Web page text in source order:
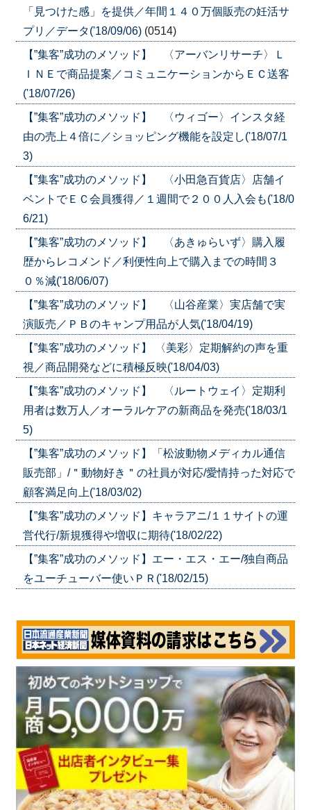
「見つけた感」を提供／年間１４０万個販売の妊活サ
プリ／データ('18/09/06) (0514)
【”集客”成功のメソッド】 〈アーバンリサーチ〉Ｌ
ＩＮＥで商品提案／コミュニケーションからＥＣ送客
('18/07/26)
【”集客”成功のメソッド】 〈ウィゴー〉インスタ経
由の売上４倍に／ショッピング機能を設定し('18/07/1
3)
【”集客”成功のメソッド】 〈小田急百貨店〉店舗イ
ベントでＥＣ会員獲得／１週間で２００人入会も('18/0
6/21)
【”集客”成功のメソッド】 〈あきゅらいず〉購入履
歴からレコメンド／利便性向上で購入までの時間３
０％減('18/06/07)
【”集客”成功のメソッド】 〈山谷産業〉実店舗で実
演販売／ＰＢのキャンプ用品が人気('18/04/19)
【”集客”成功のメソッド】 〈美彩〉定期解約の声を重
視／商品開発などに積極反映('18/04/03)
【”集客”成功のメソッド】 〈ルートウェイ〉定期利
用者は数万人／オーラルケアの新商品を発売('18/03/1
5)
【”集客”成功のメソッド】「松波動物メディカル通信
販売部」/＂動物好き＂の社員が対応/愛情持った対応で
顧客満足向上('18/03/02)
【”集客”成功のメソッド】キャラアニ/１１サイトの運
営代行/新規獲得や増収に期待('18/02/22)
【”集客”成功のメソッド】エー・エス・エー/独自商品
をユーチューバー使いＰＲ('18/02/15)